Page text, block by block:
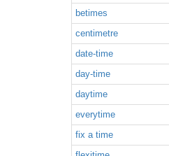
betimes
centimetre
date-time
day-time
daytime
everytime
fix a time